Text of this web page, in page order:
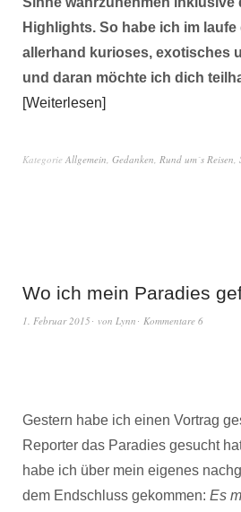
Highlights. So habe ich im
allerhand kurioses, exotisches
und daran möchte ich dich
Weiterlesen
Kategorie Allgemein, Gedanken, Rund um´s Reisen,
Wo ich mein Paradies
1. Februar 2015 von Lynn Kommentare 6
Gestern habe ich einen Vortrag
Reporter das Paradies gesucht
habe ich über mein eigenes
dem Endschluss gekommen: Es